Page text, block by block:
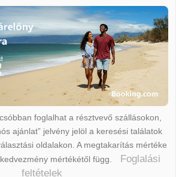
foglalhat a résztvevő szállásokon,
ajánlat” jelvény jelöl a keresési találatok
oldalakon. A megtakarítás mértéke
mértékétől függ.
Foglalási
feltételek